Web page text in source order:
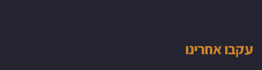
עקבו אחרינו